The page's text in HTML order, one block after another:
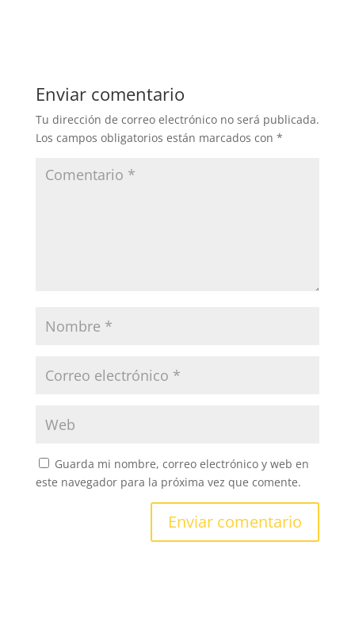
Enviar comentario
Tu dirección de correo electrónico no será publicada.
Los campos obligatorios están marcados con *
Guarda mi nombre, correo electrónico y web en
este navegador para la próxima vez que comente.